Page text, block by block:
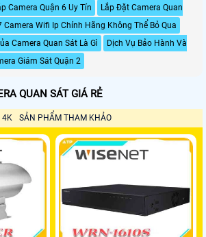
Camera Quận 6 Uy Tín
Lắp Đặt Camera Quan
Camera Wifi Ip Chính Hãng Không Thể Bỏ Qua
Camera Quan Sát Là Gì
Dịch Vụ Bảo Hành Và
Giám Sát Quận 2
QUAN SÁT GIÁ RẺ
4K SẢN PHẨM THAM KHẢO